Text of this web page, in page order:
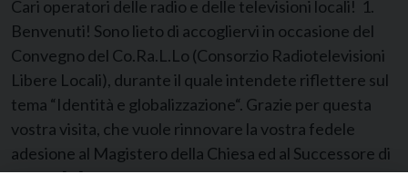
Cari operatori delle radio e delle televisioni locali! 1.
Benvenuti! Sono lieto di accogliervi in occasione del
Convegno del Co.Ra.L.Lo (Consorzio Radiotelevisioni
Libere Locali), durante il quale intendete riflettere sul
tema “Identità e globalizzazione“. Grazie per questa
vostra visita, che vuole rinnovare la vostra fedele
adesione al Magistero della Chiesa ed al Successore di
Pietro. […]